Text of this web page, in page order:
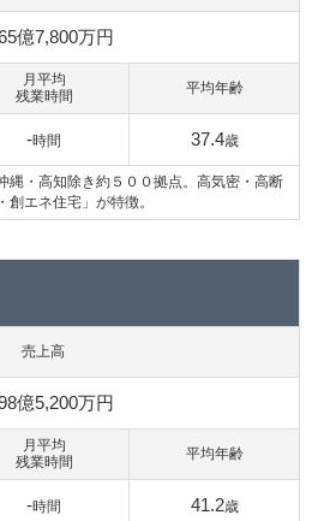
億7,800万円
月平均
残業時間
-時間
平均年齢
37.4歳
縄・高知除き約５００拠点。高気密・高断
エネ住宅」が特徴。
売上高
億5,200万円
月平均
残業時間
-時間
平均年齢
41.2歳